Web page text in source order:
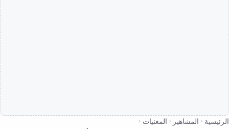
الرئيسية المشاهير
المغنيات